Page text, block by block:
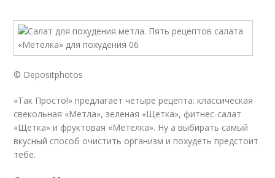
© Depositphotos
«Так Просто!» предлагает четыре рецепта: классическая
свекольная «Метла», зеленая «Щетка», фитнес-салат
«Щетка» и фруктовая «Метелка». Ну а выбирать самый
вкусный способ очистить организм и похудеть предстоит
тебе.